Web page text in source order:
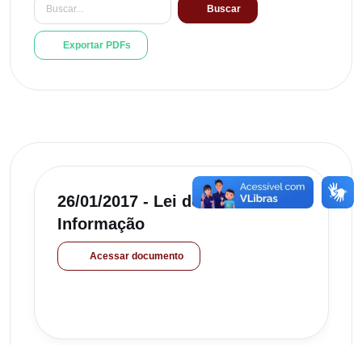
Buscar
Exportar PDFs
26/01/2017 - Lei de Acesso a
Informação
Acessar documento